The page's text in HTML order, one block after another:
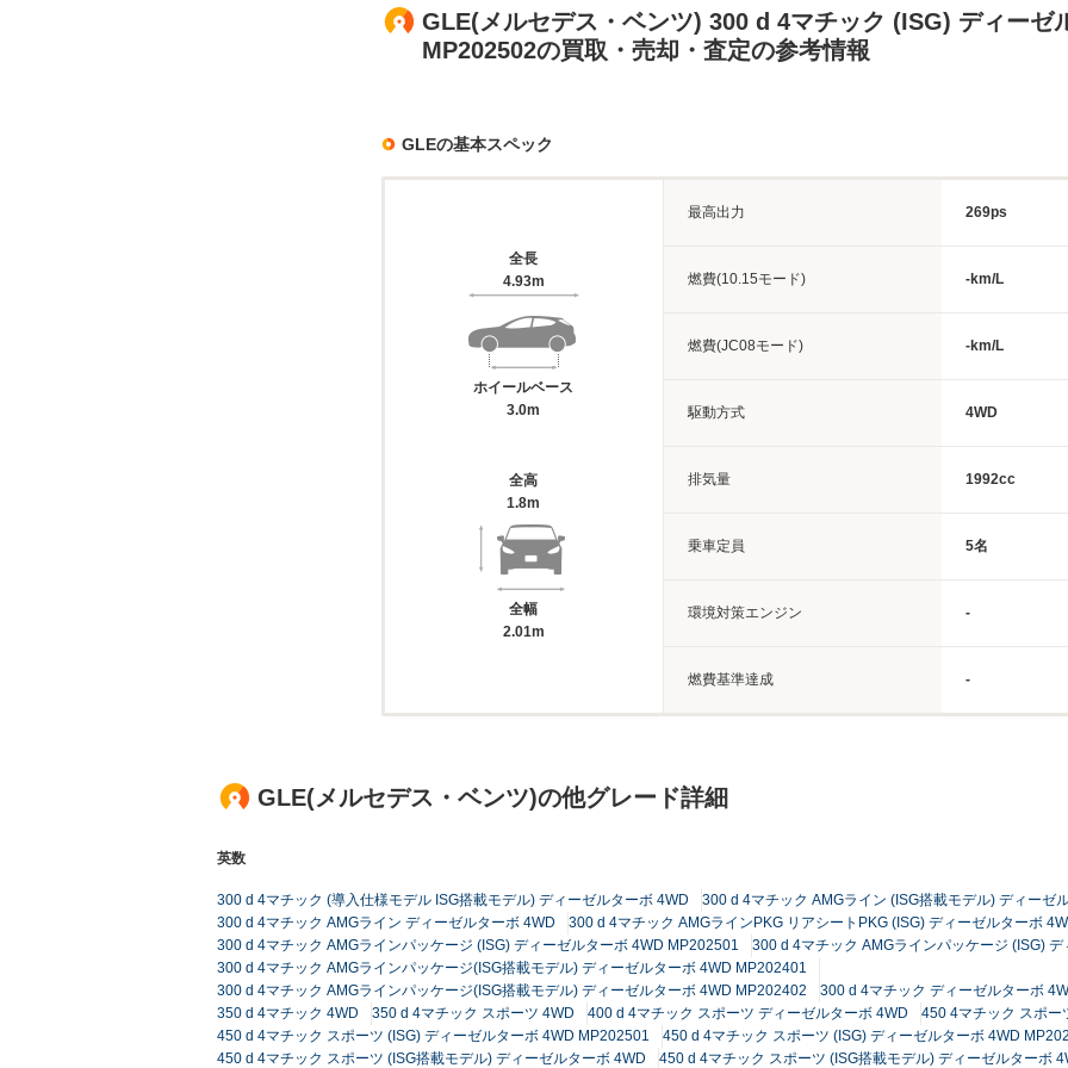
GLE(メルセデス・ベンツ) 300 d 4マチック (ISG) ディーゼ
MP202502の買取・売却・査定の参考情報
GLEの基本スペック
全長
4.93m
ホイールベース
3.0m
全高
1.8m
全幅
2.01m
最高出力 269ps
燃費(10.15モード) -km/L
燃費(JC08モード) -km/L
駆動方式 4WD
排気量 1992cc
乗車定員 5名
環境対策エンジン -
燃費基準達成 -
GLE(メルセデス・ベンツ)の他グレード詳細
英数
300 d 4マチック (導入仕様モデル ISG搭載モデル) ディーゼルターボ 4WD
300 d 4マチック AMGライン (ISG搭載モデル) ディーゼ
300 d 4マチック AMGライン ディーゼルターボ 4WD
300 d 4マチック AMGラインPKG リアシートPKG (ISG) ディーゼルターボ
300 d 4マチック AMGラインパッケージ (ISG) ディーゼルターボ 4WD MP202501
300 d 4マチック AMGラインパッケージ (ISG)
300 d 4マチック AMGラインパッケージ(ISG搭載モデル) ディーゼルターボ 4WD MP202401
300 d 4マチック AMGラインパッケージ(ISG搭載モデル) ディーゼルターボ 4WD MP202402
300 d 4マチック ディーゼルターボ
350 d 4マチック 4WD
350 d 4マチック スポーツ 4WD 400 d 4マチック スポーツ ディーゼルターボ 4WD
450 4マチック スポー
450 d 4マチック スポーツ (ISG) ディーゼルターボ 4WD MP202501
450 d 4マチック スポーツ (ISG) ディーゼルターボ 4WD
450 d 4マチック スポーツ (ISG搭載モデル) ディーゼルターボ 4WD
450 d 4マチック スポーツ (ISG搭載モデル) ディーゼルターボ